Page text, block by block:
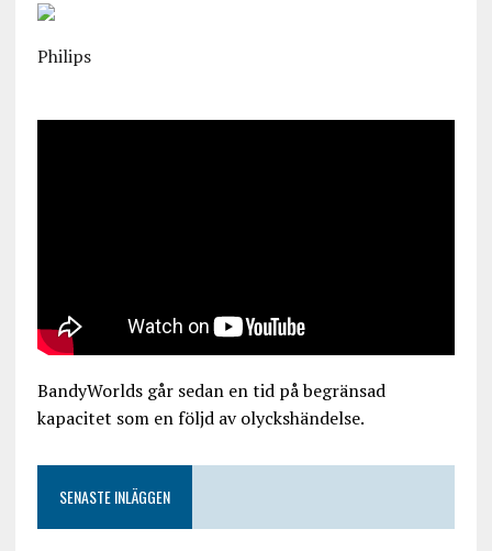
Philips
BandyWorlds går sedan en tid på begränsad
kapacitet som en följd av olyckshändelse.
SENASTE INLÄGGEN